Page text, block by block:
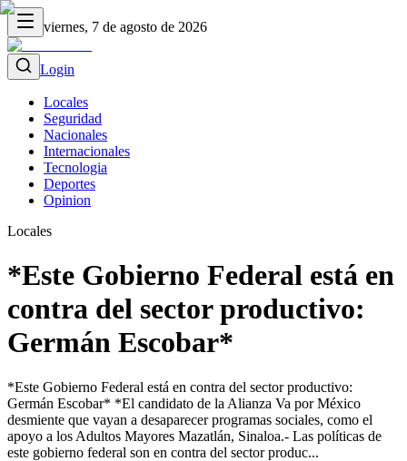
viernes, 7 de agosto de 2026
Login
Locales
Seguridad
Nacionales
Internacionales
Tecnologia
Deportes
Opinion
Locales
*Este Gobierno Federal está en
contra del sector productivo:
Germán Escobar*
*Este Gobierno Federal está en contra del sector productivo:
Germán Escobar* *El candidato de la Alianza Va por México
desmiente que vayan a desaparecer programas sociales, como el
apoyo a los Adultos Mayores Mazatlán, Sinaloa.- Las políticas de
este gobierno federal son en contra del sector produc...